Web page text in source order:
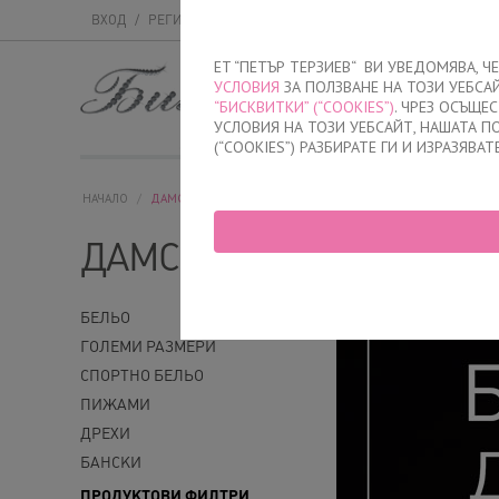
ET “ПЕТЪР ТЕРЗИЕВ“ ВИ
УСЛОВИЯ ЗА ПОЛЗВАНЕ НА ТОЗИ
“БИСКВИТКИ” (“COOKIES”). ЧРЕЗ
УСЛОВИЯ НА ТОЗИ УЕБСАЙТ, НАШАТА
(“COOKIES”) РАЗБИРАТЕ ГИ И
ВХОД / РЕГИСТРАЦИЯ
МЪЖКО
НАЧАЛО / ДАМСКО
ДАМСКО
БЕЛЬО
ГОЛЕМИ РАЗМЕРИ
СПОРТНО БЕЛЬО
ПИЖАМИ
ДРЕХИ
БАНСКИ